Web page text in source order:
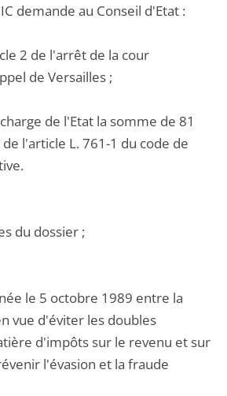
demande au Conseil d'Etat :
2 de l'arrêt de la cour
de Versailles ;
de l'Etat la somme de 81
l'article L. 761-1 du code de
du dossier ;
le 5 octobre 1989 entre la
vue d'éviter les doubles
d'impôts sur le revenu et sur
l'évasion et la fraude